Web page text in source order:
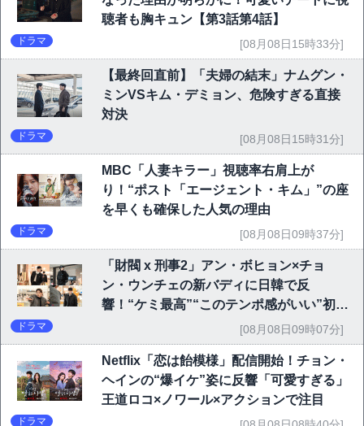
聴者も胸キュン【第3話第4話】
ドラマ [08月08日15時33分]
【最終回直前】「夫婦の結末」ナムグン・
ミンVSキム・デミョン、危険すぎる直接
対決
ドラマ [08月08日15時31分]
MBC「人妻キラー」視聴率右肩上が
り！“ポスト「エージェント・キム」”の座
を早くも確保した人気の理由
ドラマ [08月08日09時37分]
「財閥 x 刑事2」アン・ボヒョン×チョ
ン・ウンチェの新バディに日韓で反
響！“ケミ最高”“このテンポ感がいい”初回
ドラマ [08月08日09時07分]
Netflix「恋は飴模様」配信開始！チョン・
ヘインの“爆イケ”姿に反響「可愛すぎる」
王道ロコ×ノワール×アクションで注目
ドラマ